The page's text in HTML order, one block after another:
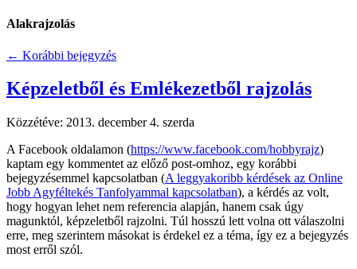
Alakrajzolás
← Korábbi bejegyzés
Képzeletből és Emlékezetből rajzolás
Közzétéve: 2013. december 4. szerda
A Facebook oldalamon (https://www.facebook.com/hobbyrajz)
kaptam egy kommentet az előző post-omhoz, egy korábbi
bejegyzésemmel kapcsolatban (A leggyakoribb kérdések az Online
Jobb Agyféltekés Tanfolyammal kapcsolatban), a kérdés az volt,
hogy hogyan lehet nem referencia alapján, hanem csak úgy
magunktól, képzeletből rajzolni. Túl hosszú lett volna ott válaszolni
erre, meg szerintem másokat is érdekel ez a téma, így ez a bejegyzés
most erről szól.